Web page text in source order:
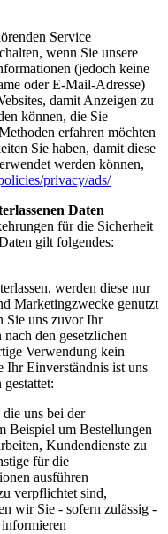
Service
wenn Sie unsere
(jedoch keine
oder E-Mail-Adresse)
damit Anzeigen zu
können, die Sie
erfahren möchten
Sie haben, damit diese
werden können,
privacy/ads/
Daten
für die Sicherheit
gilt folgendes:
werden diese nur
Marketingzwecke genutzt
Sie uns zuvor Ihr
den gesetzlichen
Verwendung kein
Ihr Einverständnis ist uns
uns bei der
Beispiel um Bestellungen
Kundendienste zu
für die
ausführen
verpflichtet sind,
wir Sie - sofern zulässig -